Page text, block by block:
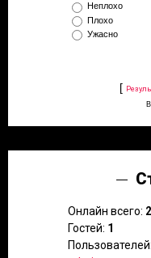
Неплохо
Плохо
Ужасно
[
Онлайн всего: 2
Гостей: 1
Пользователей: